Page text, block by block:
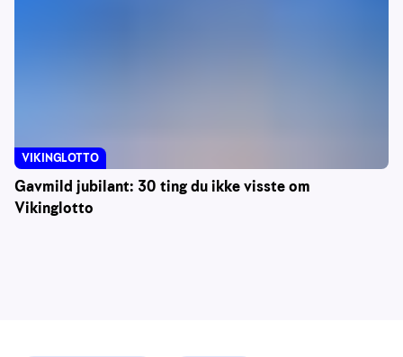
Gavmild jubilant: 30 ting du ikke visste om
Vikinglotto
VIKINGLOTTO